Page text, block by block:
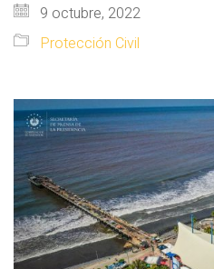
9 octubre, 2022
Protección Civil